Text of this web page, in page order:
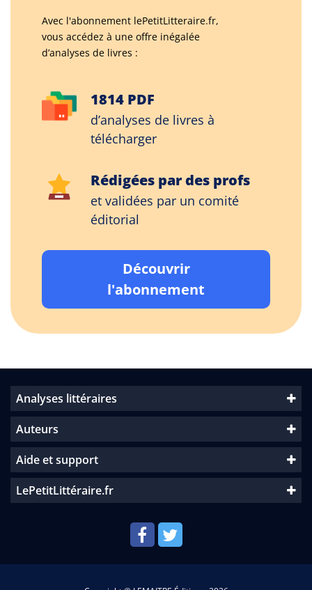
Avec l'abonnement lePetitLitteraire.fr,
vous accédez à une offre inégalée
d’analyses de livres :
1814 PDF
d’analyses de livres à
télécharger
Rédigées par des profs
et validées par un comité
éditorial
Découvrir
l'abonnement
Analyses littéraires
Auteurs
Aide et support
LePetitLittéraire.fr